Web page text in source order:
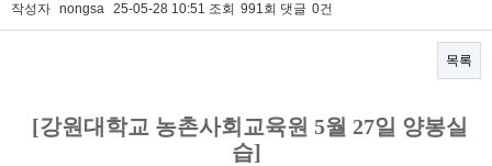
작성자 nongsa 25-05-28 10:51 조회 991회 댓글 0건
목록
[강원대학교 농촌사회교육원 5월 27일 양봉실
습]